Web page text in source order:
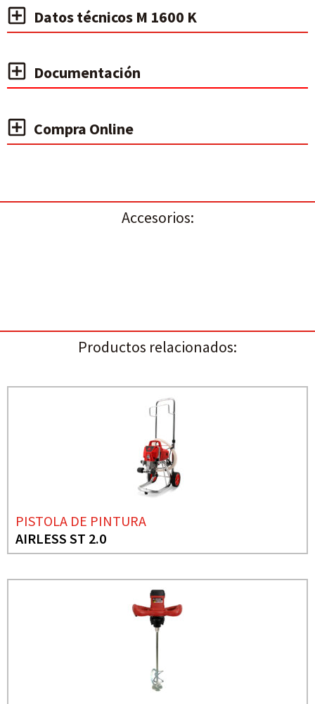
Datos técnicos M 1600 K
Documentación
Compra Online
Accesorios:
Productos relacionados:
PISTOLA DE PINTURA
AIRLESS ST 2.0